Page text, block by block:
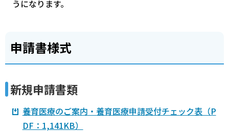
うになります。
申請書様式
新規申請書類
養育医療のご案内・養育医療申請受付チェック表（P
DF：1,141KB）